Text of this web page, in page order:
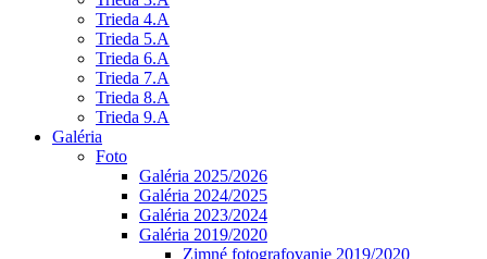
Trieda 4.A
Trieda 5.A
Trieda 6.A
Trieda 7.A
Trieda 8.A
Trieda 9.A
Galéria
Foto
Galéria 2025/2026
Galéria 2024/2025
Galéria 2023/2024
Galéria 2019/2020
Zimné fotografovanie 2019/2020